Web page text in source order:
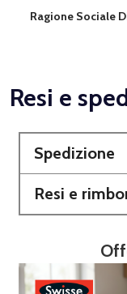
Ragione Sociale
Resi e
Spedizione
Resi e